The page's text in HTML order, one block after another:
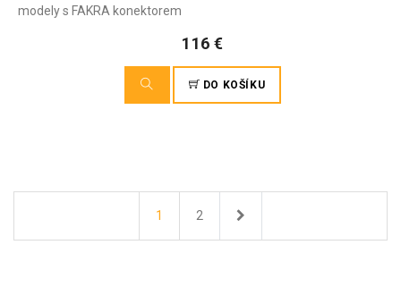
modely s FAKRA konektorem
116 €
DO KOŠÍKU
1 2